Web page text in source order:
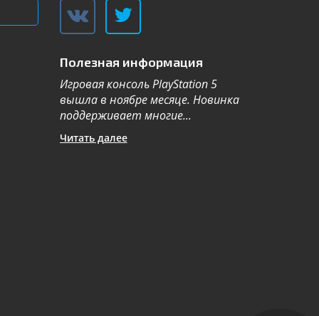
Полезная информация
Игровая консоль PlayStation 5
вышла в ноябре месяце. Новинка
поддерживает многие...
Читать далее